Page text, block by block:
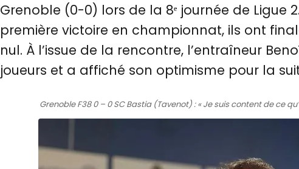
Grenoble (0-0) lors de la 8ᵉ journée de Ligue
première victoire en championnat, ils ont
nul. À l’issue de la rencontre, l’entraîneur
joueurs et a affiché son optimisme pour la
Grenoble F38 0 – 0 SC Bastia (Tavenot) : « Je suis content de ce